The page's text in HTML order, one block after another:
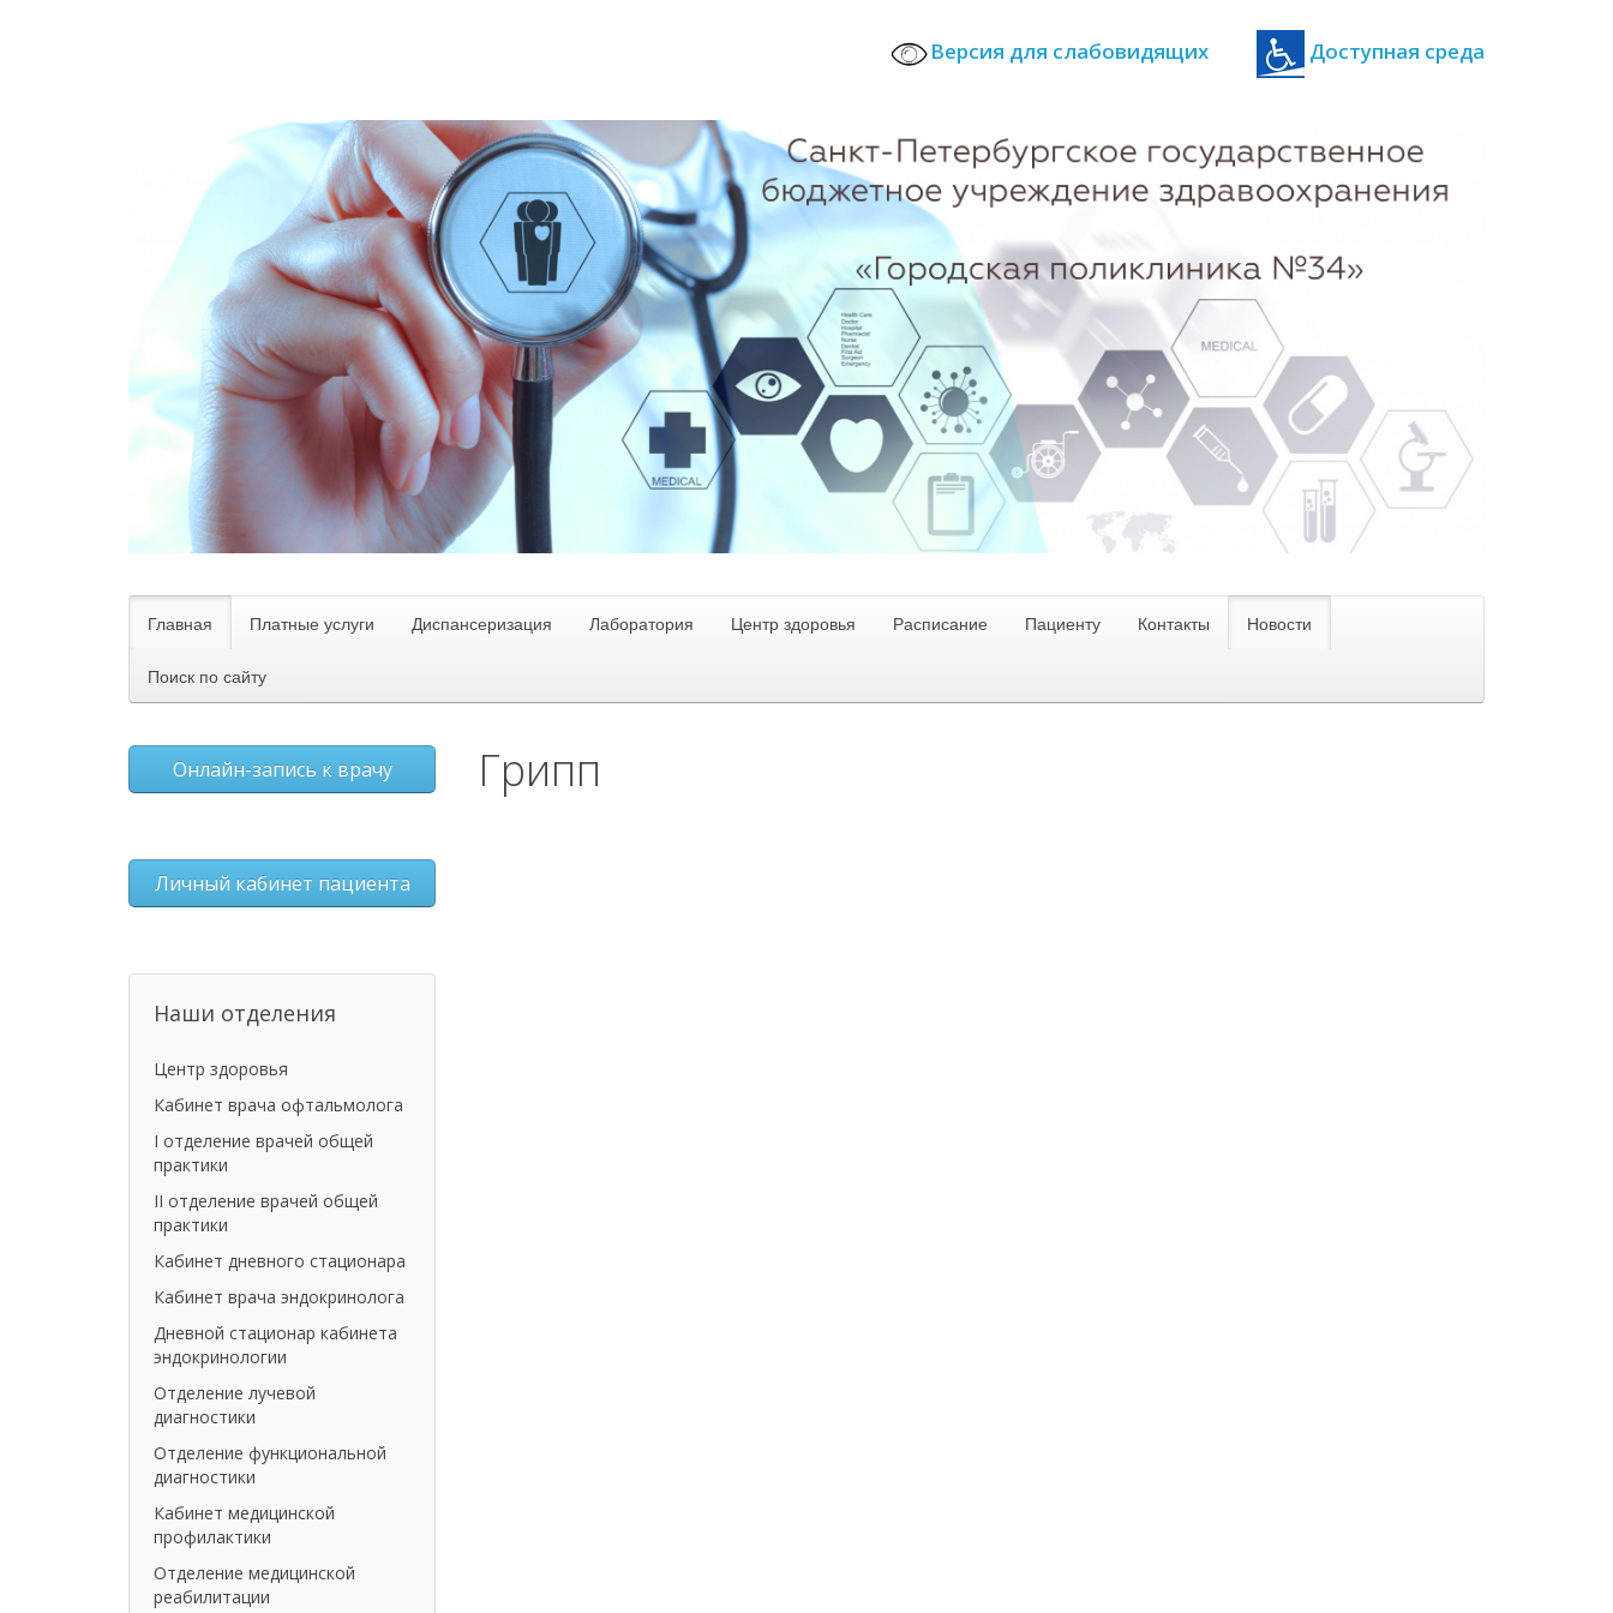
Версия для слабовидящих Доступная среда
Главная Платные услуги Диспансеризация Лаборатория Центр здоровья Расписание Пациенту Контакты Новости
Поиск по сайту
Грипп
Онлайн-запись к врачу
Личный кабинет пациента
Наши отделения
Центр здоровья
Кабинет врача офтальмолога
I отделение врачей общей
практики
II отделение врачей общей
практики
Кабинет дневного стационара
Кабинет врача эндокринолога
Дневной стационар кабинета
эндокринологии
Отделение лучевой
диагностики
Отделение функциональной
диагностики
Кабинет медицинской
профилактики
Отделение медицинской
реабилитации